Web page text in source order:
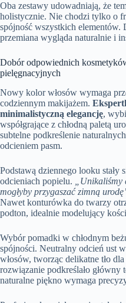
Oba zestawy udowadniają, że
holistycznie. Nie chodzi tylko o
spójność wszystkich elementów.
przemiana wygląda naturalnie i
Dobór odpowiednich
pielęgnacyjnych
Nowy kolor włosów wymaga
codziennym makijażem.
minimalistyczną elegancję,
współgrające z chłodną paletą
subtelne podkreślenie
odcieniem pasm.
Podstawą dziennego looku stały
odcieniach popielu.
„Unikaliśmy
mogłyby przygaszać zimną
Nawet konturówka do twarzy
podton, idealnie modelujący
Wybór pomadki w chłodnym
spójności. Neutralny odcień ust
włosów, tworząc delikatne tło
rozwiązanie podkreślało główny
naturalne piękno wymaga